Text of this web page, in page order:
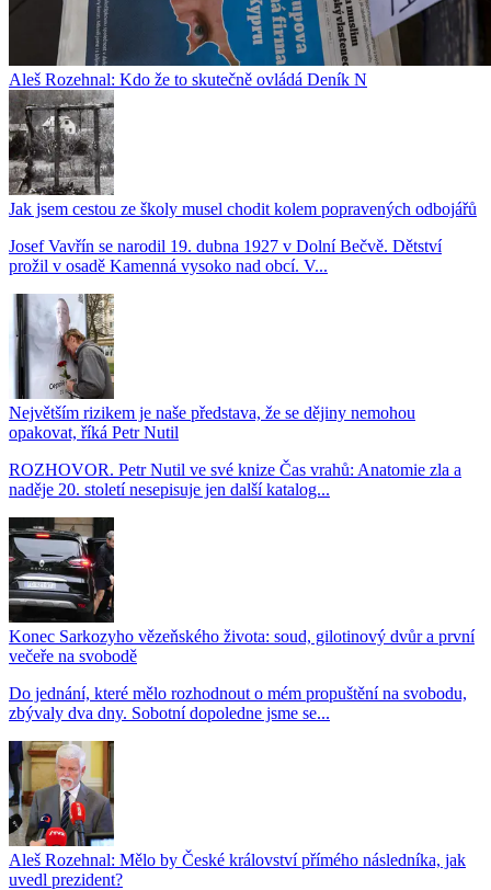
Aleš Rozehnal: Kdo že to skutečně ovládá Deník N
Jak jsem cestou ze školy musel chodit kolem popravených odbojářů
Josef Vavřín se narodil 19. dubna 1927 v Dolní Bečvě. Dětství
prožil v osadě Kamenná vysoko nad obcí. V...
Největším rizikem je naše představa, že se dějiny nemohou
opakovat, říká Petr Nutil
ROZHOVOR. Petr Nutil ve své knize Čas vrahů: Anatomie zla a
naděje 20. století nesepisuje jen další katalog...
Konec Sarkozyho vězeňského života: soud, gilotinový dvůr a první
večeře na svobodě
Do jednání, které mělo rozhodnout o mém propuštění na svobodu,
zbývaly dva dny. Sobotní dopoledne jsme se...
Aleš Rozehnal: Mělo by České království přímého následníka, jak
uvedl prezident?